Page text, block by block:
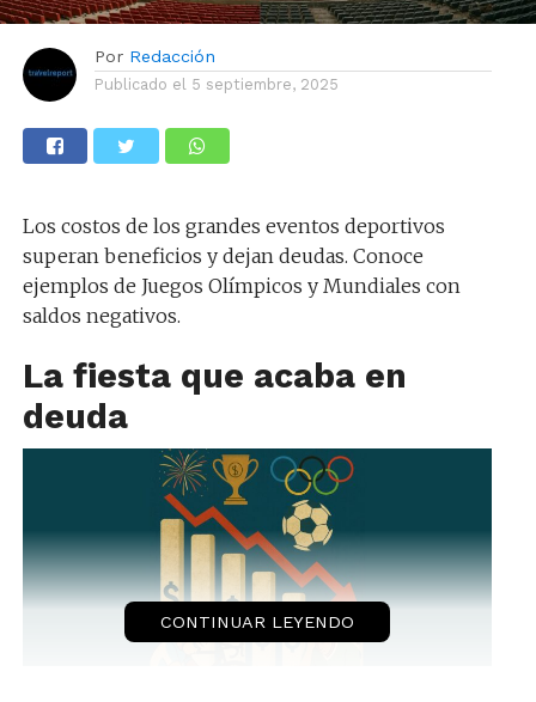
Por Redacción
Publicado el 5 septiembre, 2025
Los costos de los grandes eventos deportivos
superan beneficios y dejan deudas. Conoce
ejemplos de Juegos Olímpicos y Mundiales con
saldos negativos.
La fiesta que acaba en
deuda
CONTINUAR LEYENDO